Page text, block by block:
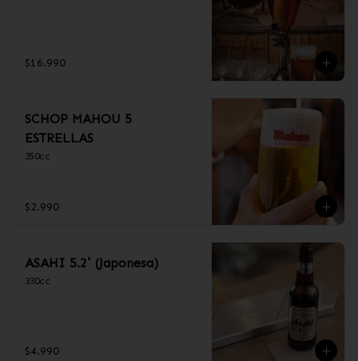
$16.990
SCHOP MAHOU 5
ESTRELLAS
350cc
$2.990
ASAHI 5.2˚ (Japonesa)
330cc
$4.990